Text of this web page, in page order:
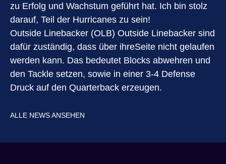
zu Erfolg und Wachstum geführt hat. Ich bin stolz
darauf, Teil der Hurricanes zu sein!
Outside Linebacker (OLB) Outside Linebacker sind
dafür zuständig, dass über ihreSeite nicht gelaufen
werden kann. Das bedeutet Blocks abwehren und
den Tackle setzen, sowie in einer 3-4 Defense
Druck auf den Quarterback erzeugen.
ALLE NEWS ANSEHEN